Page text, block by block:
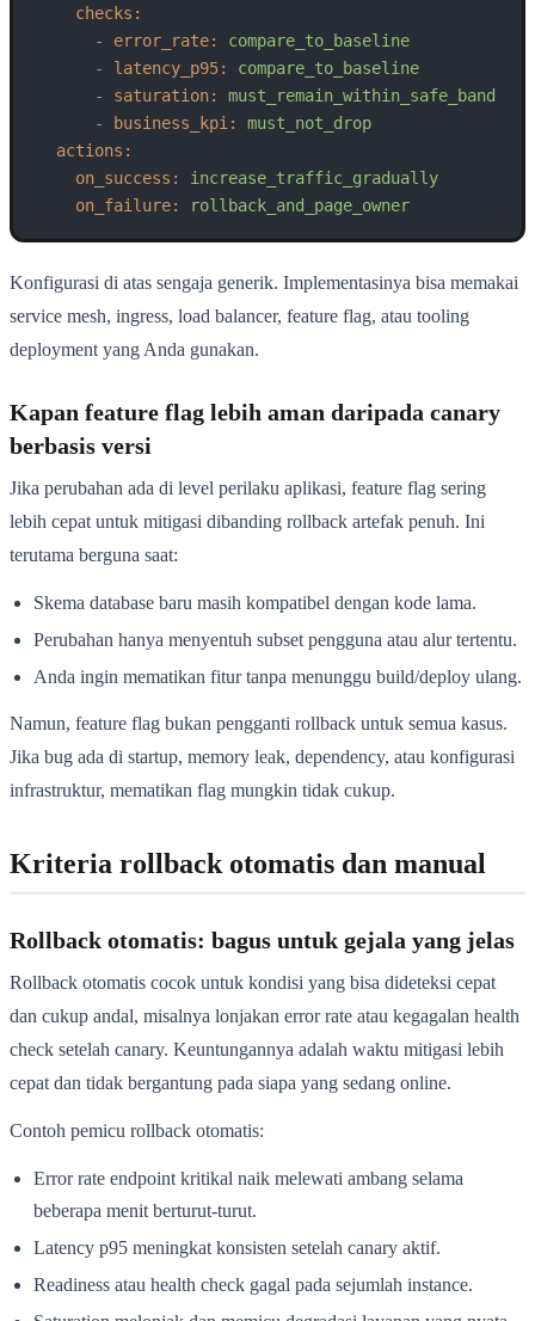
checks:
-
error_rate:
compare_to_baseline
-
latency_p95:
compare_to_baseline
-
saturation:
must_remain_within_safe_band
-
business_kpi:
must_not_drop
actions:
on_success:
increase_traffic_gradually
on_failure:
rollback_and_page_owner
Konfigurasi di atas sengaja generik. Implementasinya bisa memakai
service mesh, ingress, load balancer, feature flag, atau tooling
deployment yang Anda gunakan.
Kapan feature flag lebih aman daripada canary
berbasis versi
Jika perubahan ada di level perilaku aplikasi, feature flag sering
lebih cepat untuk mitigasi dibanding rollback artefak penuh. Ini
terutama berguna saat:
Skema database baru masih kompatibel dengan kode lama.
Perubahan hanya menyentuh subset pengguna atau alur tertentu.
Anda ingin mematikan fitur tanpa menunggu build/deploy ulang.
Namun, feature flag bukan pengganti rollback untuk semua kasus.
Jika bug ada di startup, memory leak, dependency, atau konfigurasi
infrastruktur, mematikan flag mungkin tidak cukup.
Kriteria rollback otomatis dan manual
Rollback otomatis: bagus untuk gejala yang jelas
Rollback otomatis cocok untuk kondisi yang bisa dideteksi cepat
dan cukup andal, misalnya lonjakan error rate atau kegagalan health
check setelah canary. Keuntungannya adalah waktu mitigasi lebih
cepat dan tidak bergantung pada siapa yang sedang online.
Contoh pemicu rollback otomatis:
Error rate endpoint kritikal naik melewati ambang selama
beberapa menit berturut-turut.
Latency p95 meningkat konsisten setelah canary aktif.
Readiness atau health check gagal pada sejumlah instance.